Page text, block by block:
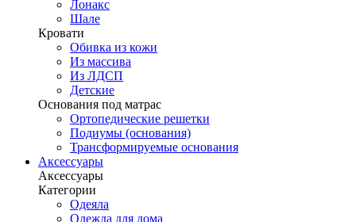
Лонакс
Шале
Кровати
Обивка из кожи
Из массива
Из ЛДСП
Детские
Основания под матрас
Ортопедические решетки
Подиумы (основания)
Трансформируемые основания
Аксессуары
Аксессуары
Категории
Одеяла
Одежда для дома